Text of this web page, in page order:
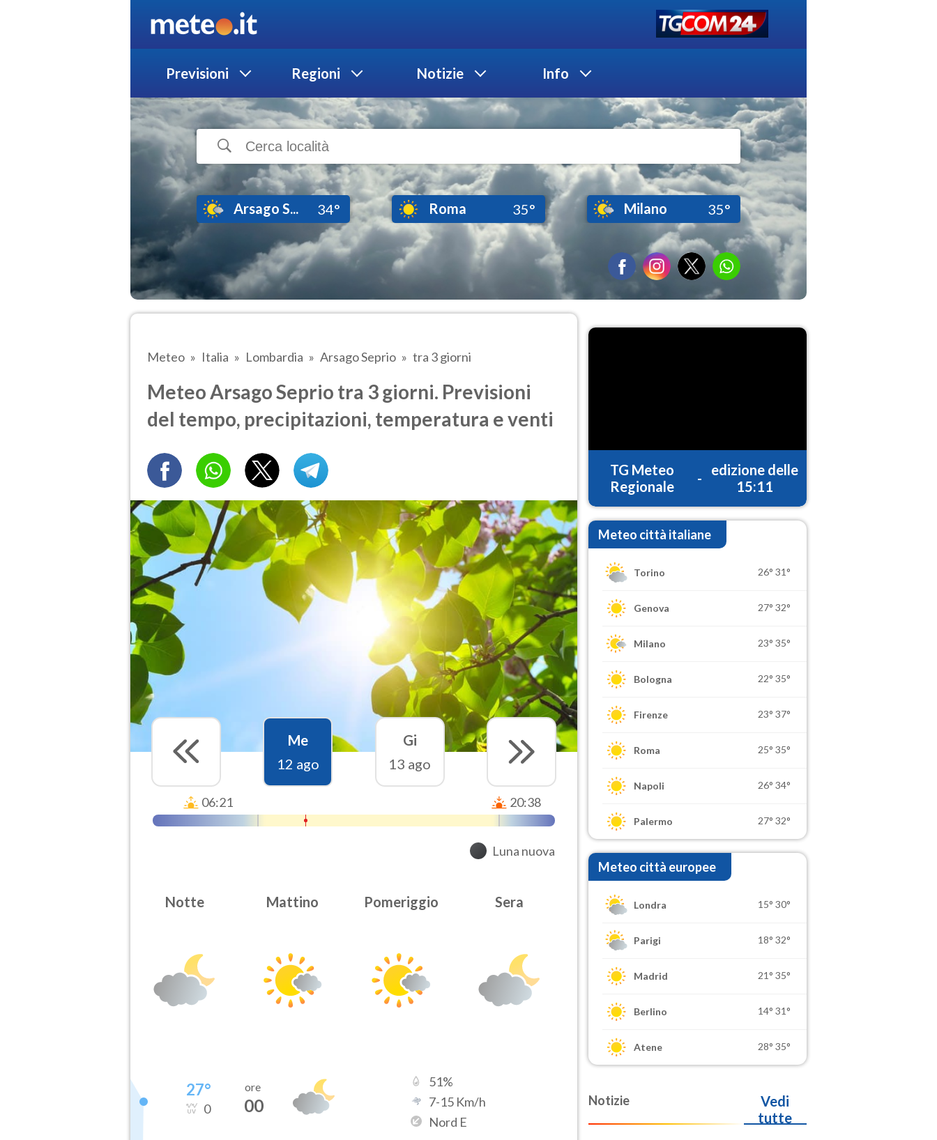
Previsioni Regioni Notizie Info
Arsago S... 34° Roma 35° Milano 35°
Meteo Italia Lombardia Arsago Seprio tra 3 giorni
Meteo Arsago Seprio tra 3 giorni. Previsioni
del tempo, precipitazioni, temperatura e venti
Me
12 ago
Gi
13 ago
06:21 20:38
Luna nuova
Notte Mattino Pomeriggio Sera
27°
0
ore
00
51%
7-15 Km/h
Nord E
TG Meteo
Regionale
-
edizione delle
15:11
Meteo città italiane
Torino 26° 31°
Genova 27° 32°
Milano 23° 35°
Bologna 22° 35°
Firenze 23° 37°
Roma 25° 35°
Napoli 26° 34°
Palermo 27° 32°
Meteo città europee
Londra 15° 30°
Parigi 18° 32°
Madrid 21° 35°
Berlino 14° 31°
Atene 28° 35°
Notizie
Vedi
tutte